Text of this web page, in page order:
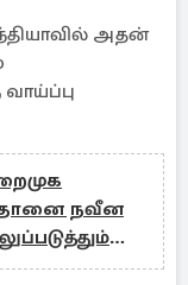
அதன்
வாய்ப்பு
நவீன